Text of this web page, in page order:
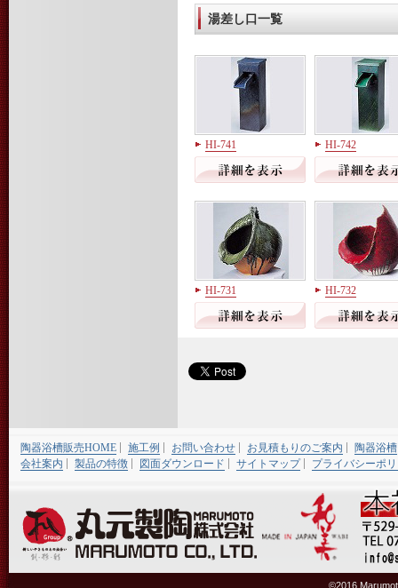
湯差し口一覧
HI-741 HI-742
HI-731 HI-732
陶器浴槽販売HOME 施工例 お問い合わせ お見積もりのご案内
陶器浴槽
会社案内
製品の特徴 図面ダウンロード サイトマップ プライバシーポ
©2016